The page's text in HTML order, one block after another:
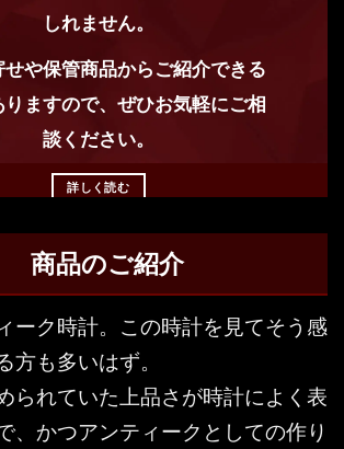
しれません。
せや保管商品からご紹介できる
りますので、ぜひお気軽にご相
談ください。
詳しく読む
商品のご紹介
ーク時計。この時計を見てそう感
方も多いはず。
られていた上品さが時計によく表
、かつアンティークとしての作り